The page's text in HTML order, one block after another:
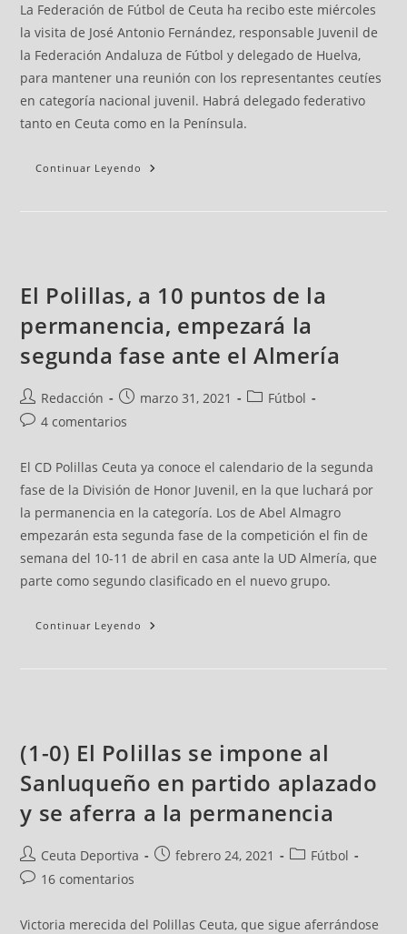
La Federación de Fútbol de Ceuta ha recibo este miércoles
la visita de José Antonio Fernández, responsable Juvenil de
la Federación Andaluza de Fútbol y delegado de Huelva,
para mantener una reunión con los representantes ceutíes
en categoría nacional juvenil. Habrá delegado federativo
tanto en Ceuta como en la Península.
Continuar Leyendo
El Polillas, a 10 puntos de la
permanencia, empezará la
segunda fase ante el Almería
Redacción marzo 31, 2021
Fútbol
4 comentarios
El CD Polillas Ceuta ya conoce el calendario de la segunda
fase de la División de Honor Juvenil, en la que luchará por
la permanencia en la categoría. Los de Abel Almagro
empezarán esta segunda fase de la competición el fin de
semana del 10-11 de abril en casa ante la UD Almería, que
parte como segundo clasificado en el nuevo grupo.
Continuar Leyendo
(1-0) El Polillas se impone al
Sanluqueño en partido aplazado
y se aferra a la permanencia
Ceuta Deportiva febrero 24, 2021
Fútbol
16 comentarios
Victoria merecida del Polillas Ceuta, que sigue aferrándose